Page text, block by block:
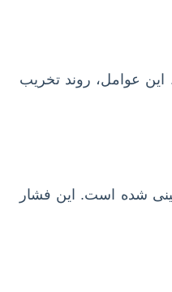
عوامل، روند تخریب
شده است. این فشار